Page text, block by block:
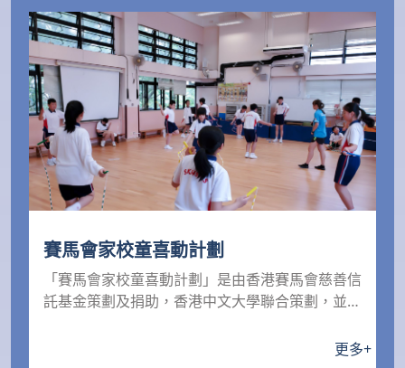
賽馬會家校童喜動計劃
「賽馬會家校童喜動計劃」是由香港賽馬會慈善信
託基金策劃及捐助，香港中文大學聯合策劃，並由
更多+